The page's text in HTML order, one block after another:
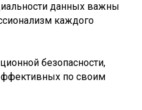
данных важны
каждого
безопасности,
по своим